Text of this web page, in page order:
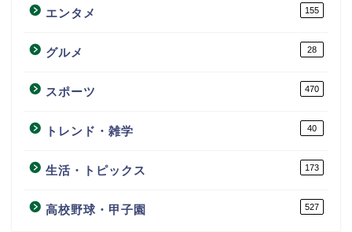
エンタメ 155
グルメ 28
スポーツ 470
トレンド・雑学 40
生活・トピックス 173
高校野球・甲子園 527